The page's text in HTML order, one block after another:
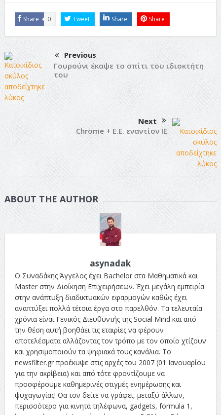
Share 0 Tweet Share Share
Previous
Γουρούνι έκαψε το σπίτι του ιδιοκτήτη
του
Next
Chrome + Ε.Ε. εναντίον IE
ABOUT THE AUTHOR
asynadak
Ο Συναδάκης Άγγελος έχει Bachelor στα Μαθηματικά και
Master στην Διοίκηση Επιχειρήσεων. Έχει μεγάλη εμπειρία
στην ανάπτυξη διαδικτυακών εφαρμογών καθώς έχει
αναπτύξει πολλά τέτοια έργα στο παρελθόν. Τα τελευταία
χρόνια είναι Γενικός Διευθυντής της Social Mind και από
την θέση αυτή βοηθάει τις εταιρίες να φέρουν
αποτελέσματα αλλάζοντας τον τρόπο με τον οποίο χτίζουν
και χρησιμοποιούν τα ψηφιακά τους κανάλια. Το
newsfilter.gr προέκυψε στις αρχές του 2007 (01 Ιανουαρίου
για την ακρίβεια) και από τότε φροντίζουμε να
προσφέρουμε καθημερινές στιγμές ενημέρωσης και
ψυχαγωγίας! Θα τον δείτε να γράφει, μεταξύ άλλων,
περισσότερο για κινητά τηλέφωνα, gadgets, formula 1,